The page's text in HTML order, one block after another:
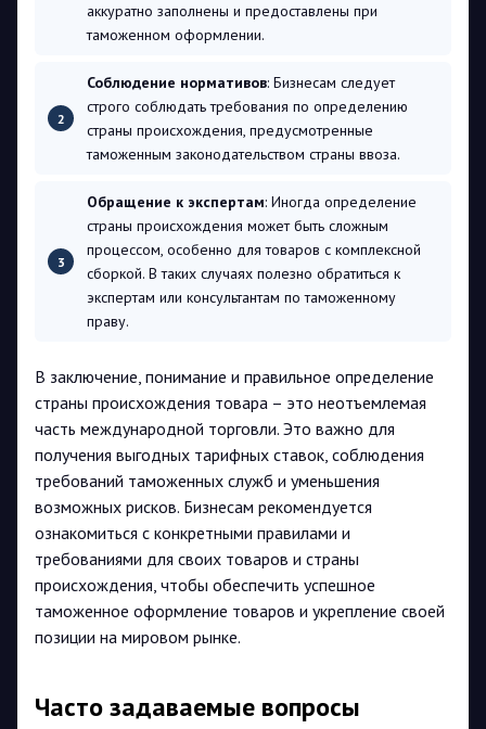
аккуратно заполнены и предоставлены при
таможенном оформлении.
Соблюдение нормативов: Бизнесам следует
строго соблюдать требования по определению
страны происхождения, предусмотренные
таможенным законодательством страны ввоза.
Обращение к экспертам: Иногда определение
страны происхождения может быть сложным
процессом, особенно для товаров с комплексной
сборкой. В таких случаях полезно обратиться к
экспертам или консультантам по таможенному
праву.
В заключение, понимание и правильное определение
страны происхождения товара – это неотъемлемая
часть международной торговли. Это важно для
получения выгодных тарифных ставок, соблюдения
требований таможенных служб и уменьшения
возможных рисков. Бизнесам рекомендуется
ознакомиться с конкретными правилами и
требованиями для своих товаров и страны
происхождения, чтобы обеспечить успешное
таможенное оформление товаров и укрепление своей
позиции на мировом рынке.
Часто задаваемые вопросы